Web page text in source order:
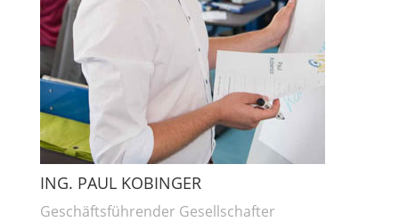
ING. PAUL KOBINGER
Geschäftsführender Gesellschafter